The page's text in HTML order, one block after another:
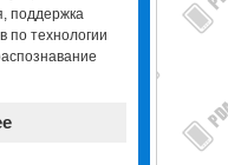
поддержка
по технологии